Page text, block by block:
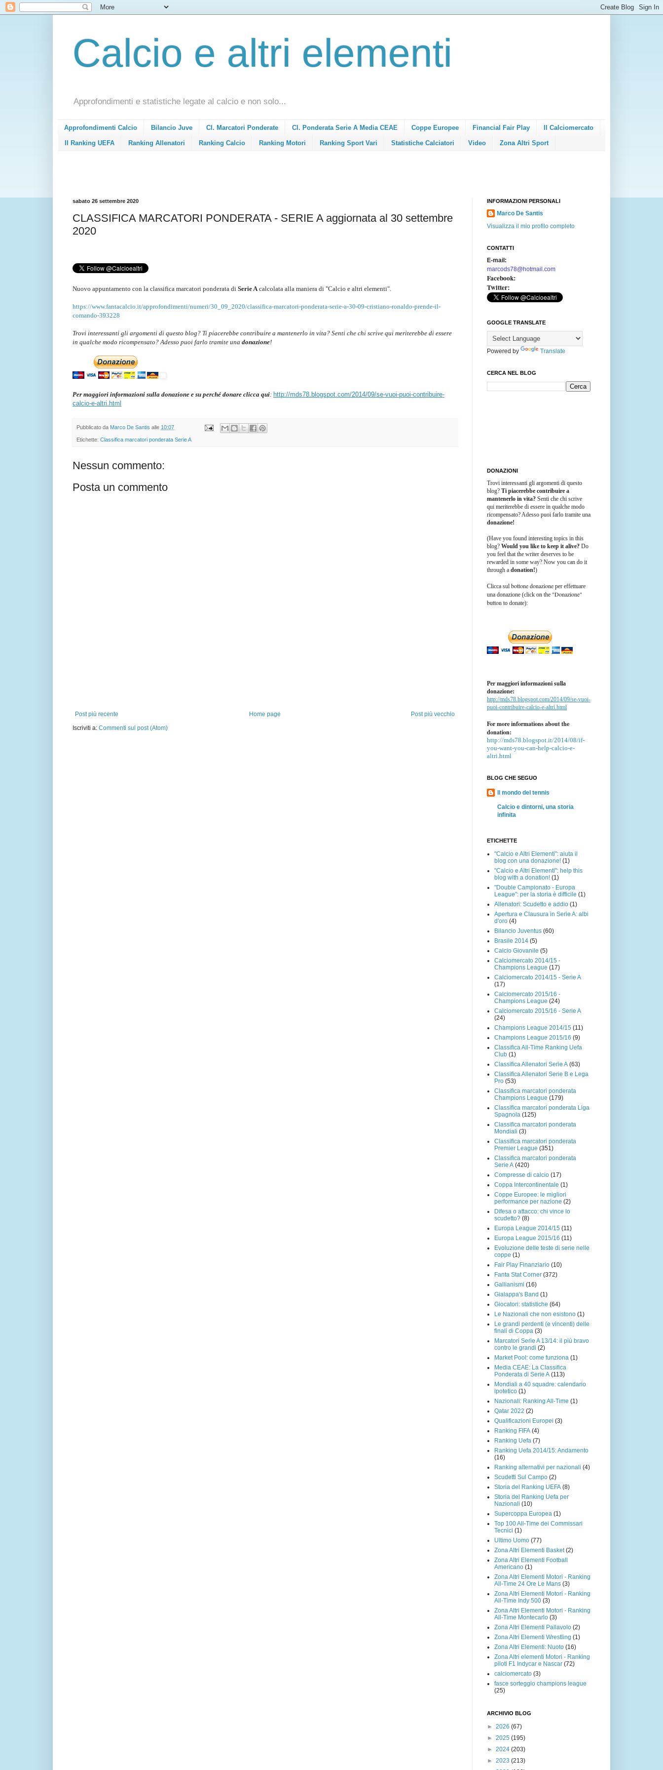
Calcio e altri elementi
Approfondimenti e statistiche legate al calcio e non solo...
Approfondimenti Calcio Bilancio Juve Cl. Marcatori Ponderate Cl. Ponderata Serie A Media CEAE Coppe Europee Financial Fair Play Il Calciomercato
Il Ranking UEFA Ranking Allenatori Ranking Calcio Ranking Motori Ranking Sport Vari Statistiche Calciatori Video Zona Altri Sport
sabato 26 settembre 2020
CLASSIFICA MARCATORI PONDERATA - SERIE A aggiornata al 30 settembre
2020
Nuovo appuntamento con la classifica marcatori ponderata di Serie Acalcolata alla maniera di "Calcio e altri elementi".
https://www.fantacalcio.it/approfondimenti/numeri/30_09_2020/classifica-marcatori-ponderata-serie-a-30-09-cristiano-ronaldo-prende-il-
comando-393228
Trovi interessanti gli argomenti di questo blog? Ti piacerebbe contribuire a mantenerlo in vita? Senti che chi scrive qui meriterebbe di essere
in qualche modo ricompensato? Adesso puoi farlo tramite una donazione!
Per maggiori informazioni sulla donazione e su perché donare clicca qui: http://mds78.blogspot.com/2014/09/se-vuoi-puoi-contribuire-
calcio-e-altri.html
Pubblicato da Marco De Santis alle 10:07
Etichette: Classifica marcatori ponderata Serie A
Nessun commento:
Posta un commento
Post più recente Post più vecchio
Home page
Iscriviti a: Commenti sul post (Atom)
INFORMAZIONI PERSONALI
Marco De Santis
Visualizza il mio profilo completo
CONTATTI
E-mail:
marcods78@hotmail.com
Facebook:
Twitter:
GOOGLE TRANSLATE
Powered by Translate
CERCA NEL BLOG
DONAZIONI
Trovi interessanti gli argomenti di questo
blog? Ti piacerebbe contribuire a
mantenerlo in vita? Senti che chi scrive
qui meriterebbe di essere in qualche modo
ricompensato? Adesso puoi farlo tramite una
donazione!
(Have you found interesting topics in this
blog? Would you like to keep it alive? Do
you feel that the writer deserves to be
rewarded in some way? Now you can do it
through a donation!)
Clicca sul bottone donazione per effettuare
una donazione (click on the "Donazione"
button to donate):
Per maggiori informazioni sulla
donazione:
http://mds78.blogspot.com/2014/09/se-vuoi-
puoi-contribuire-calcio-e-altri.html
For more informations about the
donation:
http://mds78.blogspot.it/2014/08/if-
you-want-you-can-help-calcio-e-
altri.html
BLOG CHE SEGUO
Il mondo del tennis
Calcio e dintorni, una storia
infinita
ETICHETTE
"Calcio e Altri Elementi": aiuta il
blog con una donazione! (1)
"Calcio e Altri Elementi": help this
blog with a donation! (1)
"Double Campionato - Europa
League": per la storia è difficile (1)
Allenatori: Scudetto e addio (1)
Apertura e Clausura in Serie A: albi
d'oro (4)
Bilancio Juventus (60)
Brasile 2014 (5)
Calcio Giovanile (5)
Calciomercato 2014/15 -
Champions League (17)
Calciomercato 2014/15 - Serie A
(17)
Calciomercato 2015/16 -
Champions League (24)
Calciomercato 2015/16 - Serie A
(24)
Champions League 2014/15 (11)
Champions League 2015/16 (9)
Classifica All-Time Ranking Uefa
Club (1)
Classifica Allenatori Serie A (63)
Classifica Allenatori Serie B e Lega
Pro (53)
Classifica marcatori ponderata
Champions League (179)
Classifica marcatori ponderata Liga
Spagnola (125)
Classifica marcatori ponderata
Mondiali (3)
Classifica marcatori ponderata
Premier League (351)
Classifica marcatori ponderata
Serie A (420)
Compresse di calcio (17)
Coppa Intercontinentale (1)
Coppe Europee: le migliori
performance per nazione (2)
Difesa o attacco: chi vince lo
scudetto? (8)
Europa League 2014/15 (11)
Europa League 2015/16 (11)
Evoluzione delle teste di serie nelle
coppe (1)
Fair Play Finanziario (10)
Fanta Stat Corner (372)
Gallianismi (16)
Gialappa's Band (1)
Giocatori: statistiche (64)
Le Nazionali che non esistono (1)
Le grandi perdenti (e vincenti) delle
finali di Coppa (3)
Marcatori Serie A 13/14: il più bravo
contro le grandi (2)
Market Pool: come funziona (1)
Media CEAE: La Classifica
Ponderata di Serie A (113)
Mondiali a 40 squadre: calendario
ipotetico (1)
Nazionali: Ranking All-Time (1)
Qatar 2022 (2)
Qualificazioni Europei (3)
Ranking FIFA (4)
Ranking Uefa (7)
Ranking Uefa 2014/15: Andamento
(16)
Ranking alternativi per nazionali (4)
Scudetti Sul Campo (2)
Storia del Ranking UEFA (8)
Storia del Ranking Uefa per
Nazionali (10)
Supercoppa Europea (1)
Top 100 All-Time dei Commissari
Tecnici (1)
Ultimo Uomo (77)
Zona Altri Elementi Basket (2)
Zona Altri Elementi Football
Americano (1)
Zona Altri Elementi Motori - Ranking
All-Time 24 Ore Le Mans (3)
Zona Altri Elementi Motori - Ranking
All-Time Indy 500 (3)
Zona Altri Elementi Motori - Ranking
All-Time Montecarlo (3)
Zona Altri Elementi Pallavolo (2)
Zona Altri Elementi Wrestling (1)
Zona Altri Elementi: Nuoto (16)
Zona Altri elementi Motori - Ranking
piloti F1 Indycar e Nascar (72)
calciomercato (3)
fasce sorteggio champions league
(25)
ARCHIVIO BLOG
► 2026 (67)
► 2025 (195)
► 2024 (203)
► 2023 (213)